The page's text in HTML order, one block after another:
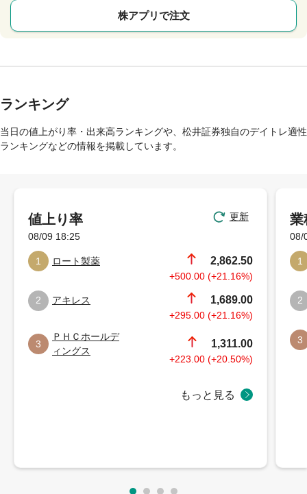
株アプリで注文
ランキング
当日の値上がり率・出来高ランキングや、松井証券独自のデイトレ適性
ランキングなどの情報を掲載しています。